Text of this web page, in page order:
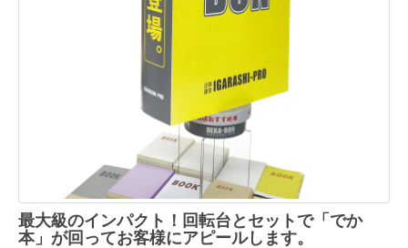
最大級のインパクト！回転台とセットで「でか
本」が回ってお客様にアピールします。